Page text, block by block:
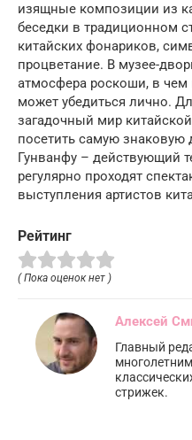
изящные композиции из
беседки в традиционном
китайских фонариков,
процветание. В музее-
атмосфера роскоши, в чем
может убедиться лично.
загадочный мир
посетить самую знаковую
Гунванфу – действующий
регулярно проходят
выступления артистов
Рейтинг
( Пока оценок нет )
Алексей
Главный
стрижек.